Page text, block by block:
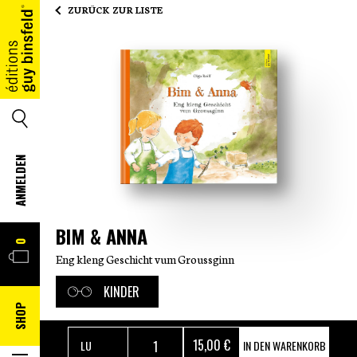
HOME
SUCHE
ANMELDEN
WARENKORB
0
SHOP
ZURÜCK ZUR LISTE
BIM & ANNA
Eng kleng Geschicht vum Groussginn
KINDER
15,00 € IN DEN WARENKORB